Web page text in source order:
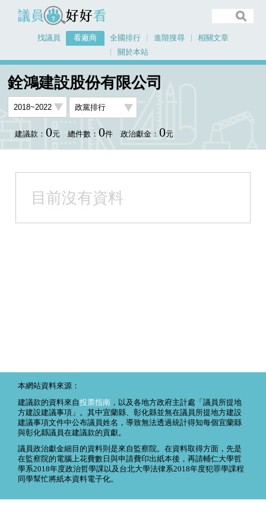
議員好好看
找議員 看廠商 全國排行 進階搜尋
相關文章
關於本站
銓鴻建設股份有限公司
建議款： 0元 總件數： 0件 政治獻金： 0元
目前沒有資料
本網站資料來源：
建議款的資料來自投票指南 ，以及各地方政府主計處「議員所提地
方建設建議事項」。其中宜蘭縣、彰化縣並無在議員所提地方建設
建議事項文件中公布議員姓名，導致無法透過統計得知每個宜蘭縣
與彰化縣議員在建議款的貢獻。
議員政治獻金細目的資料則是來自監察院。在資料取得方面，先是
在監察院的電腦上花費數日與申請費印出紙本後，再請輔仁大學哲
學系2018年度政治哲學課以及台北大學法律系2018年度犯罪學課程
同學幫忙將紙本資料電子化。